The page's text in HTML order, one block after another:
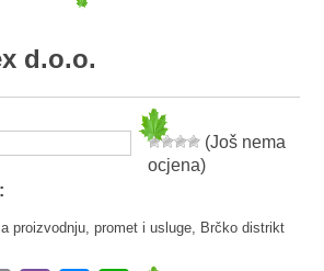
d.o.o.
(Još nema
ocjena)
proizvodnju, promet i usluge, Brčko distrikt